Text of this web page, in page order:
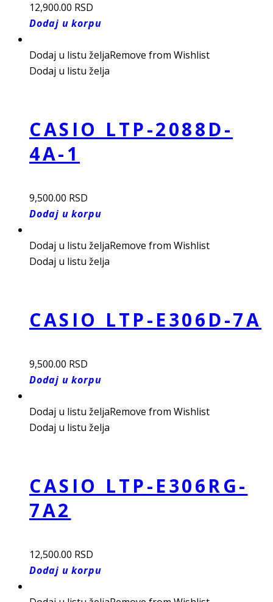
12,900.00 RSD
Dodaj u korpu
Dodaj u listu željaRemove from Wishlist
Dodaj u listu želja
CASIO LTP-2088D-
4A-1
9,500.00 RSD
Dodaj u korpu
Dodaj u listu željaRemove from Wishlist
Dodaj u listu želja
CASIO LTP-E306D-7A
9,500.00 RSD
Dodaj u korpu
Dodaj u listu željaRemove from Wishlist
Dodaj u listu želja
CASIO LTP-E306RG-
7A2
12,500.00 RSD
Dodaj u korpu